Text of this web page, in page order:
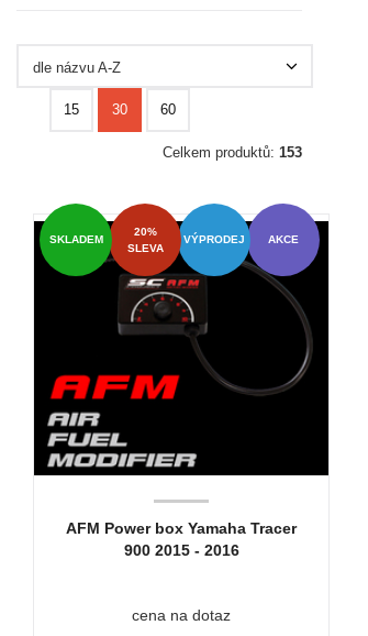
dle názvu A-Z
15 30 60
Celkem produktů: 153
AKCE
VÝPRODEJ
20%
SLEVA
SKLADEM
AFM Power box Yamaha Tracer
900 2015 - 2016
cena na dotaz